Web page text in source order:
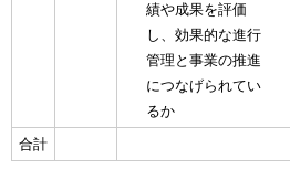
績や成果を評価
し、効果的な進行
管理と事業の推進
につなげられてい
るか
合計